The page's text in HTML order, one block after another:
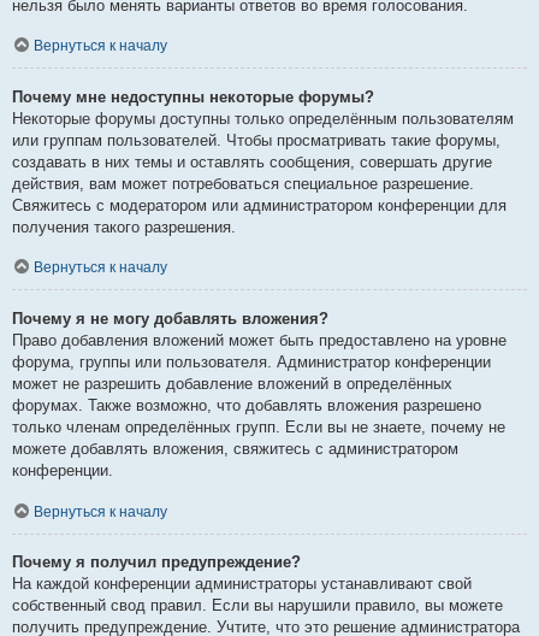
нельзя было менять варианты ответов во время голосования.
Вернуться к началу
Почему мне недоступны некоторые форумы?
Некоторые форумы доступны только определённым пользователям
или группам пользователей. Чтобы просматривать такие форумы,
создавать в них темы и оставлять сообщения, совершать другие
действия, вам может потребоваться специальное разрешение.
Свяжитесь с модератором или администратором конференции для
получения такого разрешения.
Вернуться к началу
Почему я не могу добавлять вложения?
Право добавления вложений может быть предоставлено на уровне
форума, группы или пользователя. Администратор конференции
может не разрешить добавление вложений в определённых
форумах. Также возможно, что добавлять вложения разрешено
только членам определённых групп. Если вы не знаете, почему не
можете добавлять вложения, свяжитесь с администратором
конференции.
Вернуться к началу
Почему я получил предупреждение?
На каждой конференции администраторы устанавливают свой
собственный свод правил. Если вы нарушили правило, вы можете
получить предупреждение. Учтите, что это решение администратора